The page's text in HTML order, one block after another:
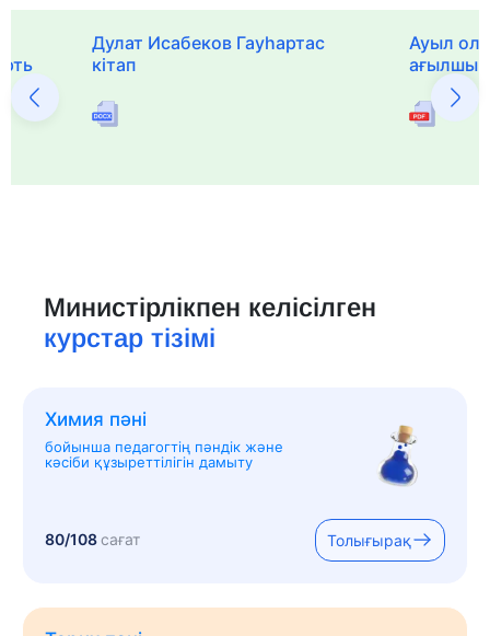
Дулат Исабеков Гауһартас
кітап
Ауыл
ағылшын
Министірлікпен келісілген
курстар тізімі
Химия пәні
бойынша педагогтің пәндік және
кәсіби құзыреттілігін дамыту
80/108сағат Толығырақ